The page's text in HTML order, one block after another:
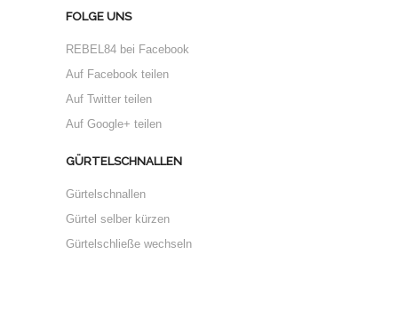
FOLGE UNS
REBEL84 bei Facebook
Auf Facebook teilen
Auf Twitter teilen
Auf Google+ teilen
GÜRTELSCHNALLEN
Gürtelschnallen
Gürtel selber kürzen
Gürtelschließe wechseln